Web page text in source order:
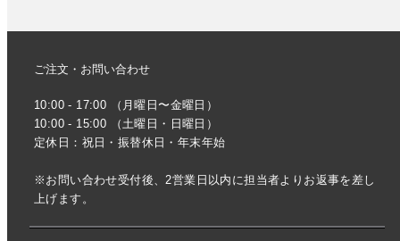
ご注文・お問い合わせ
10:00 - 17:00 （月曜日〜金曜日）
10:00 - 15:00 （土曜日・日曜日）
定休日：祝日・振替休日・年末年始
※お問い合わせ受付後、2営業日以内に担当者よりお返事を差し
上げます。